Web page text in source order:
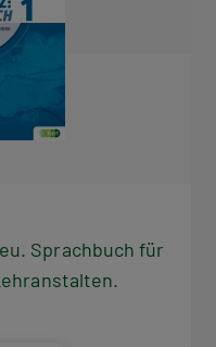
Sprachbuch für